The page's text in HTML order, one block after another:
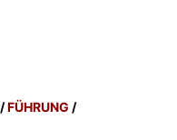
/FÜHRUNG /